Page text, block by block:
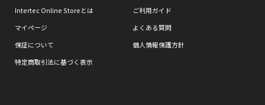
Intertec Online Storeとは
ご利用ガイド
マイページ
よくある質問
保証について
個人情報保護方針
特定商取引法に基づく表示